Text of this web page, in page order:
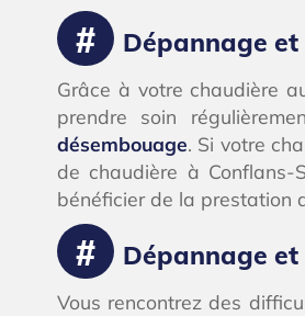
Dépannage
Grâce à votre chaudière
prendre soin
désembouage. Si votre
de chaudière à Conflans-
bénéficier de la prestation
Dépannage
Vous rencontrez des